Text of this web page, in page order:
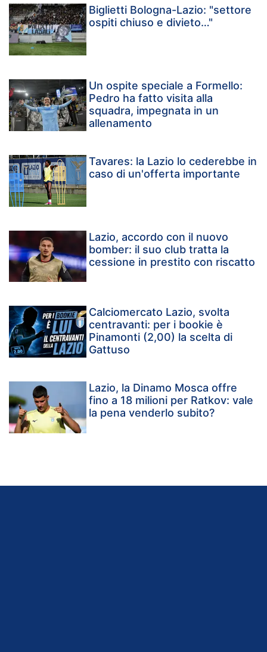
Biglietti Bologna-Lazio: "settore
ospiti chiuso e divieto…"
Un ospite speciale a Formello:
Pedro ha fatto visita alla
squadra, impegnata in un
allenamento
Tavares: la Lazio lo cederebbe in
caso di un'offerta importante
Lazio, accordo con il nuovo
bomber: il suo club tratta la
cessione in prestito con riscatto
Calciomercato Lazio, svolta
centravanti: per i bookie è
Pinamonti (2,00) la scelta di
Gattuso
Lazio, la Dinamo Mosca offre
fino a 18 milioni per Ratkov: vale
la pena venderlo subito?